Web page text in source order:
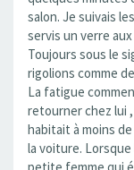
salon. Je suivais
servis un verre
Toujours sous le
rigolions comme
La fatigue
retourner chez lui
habitait à moins
la voiture.
petite femme qui